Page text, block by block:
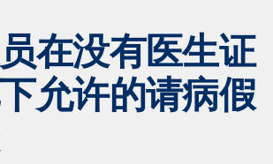
在没有医生证
允许的请病假